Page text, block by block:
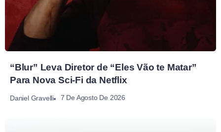
“Blur” Leva Diretor de “Eles Vão te Matar”
Para Nova Sci-Fi da Netflix
Daniel Gravelli 7 De Agosto De 2026